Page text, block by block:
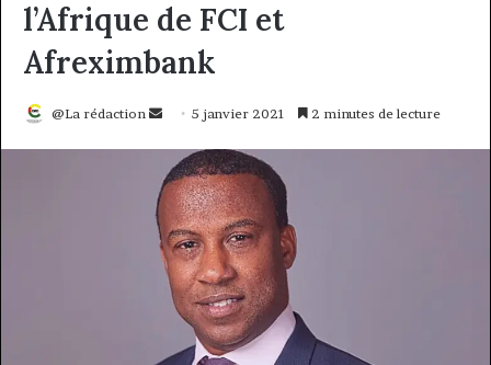
l’Afrique de FCI et
Afreximbank
@La rédaction
Envoyer
courriel
5 janvier 2021 2 minutes de lecture